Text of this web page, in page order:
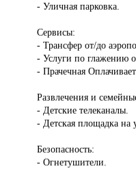
- Уличная парковка.
Сервисы:
- Трансфер от/до
- Услуги по глажению
- Прачечная
Развлечения и
- Детские телеканалы.
- Детская площадка на
Безопасность:
- Огнетушители.